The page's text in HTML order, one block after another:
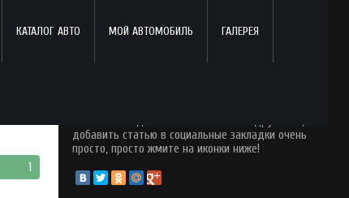
добавить статью в социальные закладки очень
просто, просто жмите на иконки ниже!
КАТАЛОГ АВТО МОЙ АВТОМОБИЛЬ ГАЛЕРЕЯ
1